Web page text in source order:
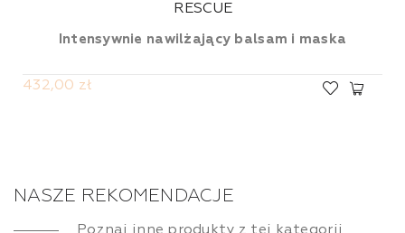
RESCUE
Intensywnie nawilżający balsam i maska
432,00 zł
NASZE REKOMENDACJE
Poznaj inne produkty z tej kategorii